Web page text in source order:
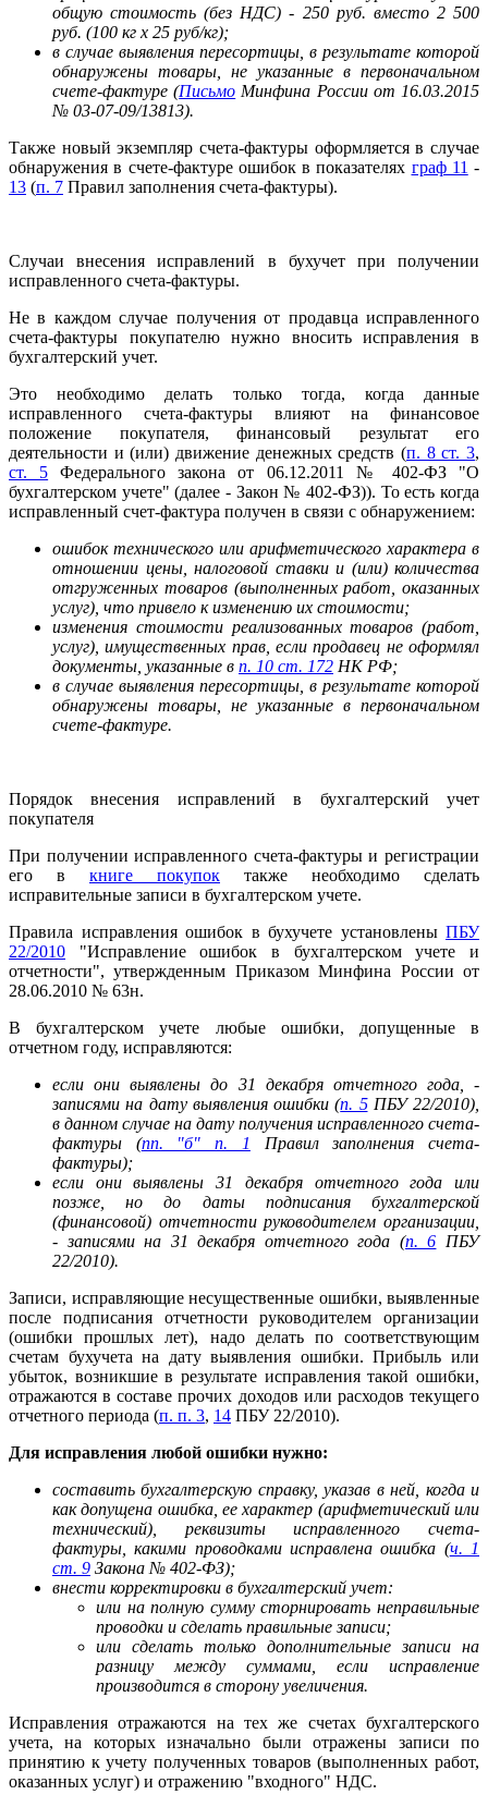
общую стоимость (без НДС) - 250 руб. вместо 2 500
руб. (100 кг x 25 руб/кг);
в случае выявления пересортицы, в результате которой
обнаружены товары, не указанные в первоначальном
счете-фактуре (Письмо Минфина России от 16.03.2015
№ 03-07-09/13813).
Также новый экземпляр счета-фактуры оформляется в случае
обнаружения в счете-фактуре ошибок в показателях граф 11 -
13 (п. 7 Правил заполнения счета-фактуры).
Случаи внесения исправлений в бухучет при получении
исправленного счета-фактуры.
Не в каждом случае получения от продавца исправленного
счета-фактуры покупателю нужно вносить исправления в
бухгалтерский учет.
Это необходимо делать только тогда, когда данные
исправленного счета-фактуры влияют на финансовое
положение покупателя, финансовый результат его
деятельности и (или) движение денежных средств (п. 8 ст. 3,
ст. 5 Федерального закона от 06.12.2011 № 402-ФЗ "О
бухгалтерском учете" (далее - Закон № 402-ФЗ)). То есть когда
исправленный счет-фактура получен в связи с обнаружением:
ошибок технического или арифметического характера в
отношении цены, налоговой ставки и (или) количества
отгруженных товаров (выполненных работ, оказанных
услуг), что привело к изменению их стоимости;
изменения стоимости реализованных товаров (работ,
услуг), имущественных прав, если продавец не оформлял
документы, указанные в п. 10 ст. 172 НК РФ;
в случае выявления пересортицы, в результате которой
обнаружены товары, не указанные в первоначальном
счете-фактуре.
Порядок внесения исправлений в бухгалтерский учет
покупателя
При получении исправленного счета-фактуры и регистрации
его в книге покупок также необходимо сделать
исправительные записи в бухгалтерском учете.
Правила исправления ошибок в бухучете установлены ПБУ
22/2010 "Исправление ошибок в бухгалтерском учете и
отчетности", утвержденным Приказом Минфина России от
28.06.2010 № 63н.
В бухгалтерском учете любые ошибки, допущенные в
отчетном году, исправляются:
если они выявлены до 31 декабря отчетного года, -
записями на дату выявления ошибки (п. 5ПБУ 22/2010),
в данном случае на дату получения исправленного счета-
фактуры (пп. "б" п. 1
Правил заполнения счета-
фактуры);
если они выявлены 31 декабря отчетного года или
позже, но до даты подписания бухгалтерской
(финансовой) отчетности руководителем организации,
- записями на 31 декабря отчетного года (п. 6 ПБУ
22/2010).
Записи, исправляющие несущественные ошибки, выявленные
после подписания отчетности руководителем организации
(ошибки прошлых лет), надо делать по соответствующим
счетам бухучета на дату выявления ошибки. Прибыль или
убыток, возникшие в результате исправления такой ошибки,
отражаются в составе прочих доходов или расходов текущего
отчетного периода (п. п. 3, 14 ПБУ 22/2010).
Для исправления любой ошибки нужно:
составить бухгалтерскую справку, указав в ней, когда и
как допущена ошибка, ее характер (арифметический или
технический), реквизиты исправленного счета-
фактуры, какими проводками исправлена ошибка (ч. 1
ст. 9 Закона № 402-ФЗ);
внести корректировки в бухгалтерский учет:
или на полную сумму сторнировать неправильные
проводки и сделать правильные записи;
или сделать только дополнительные записи на
разницу между суммами, если исправление
производится в сторону увеличения.
Исправления отражаются на тех же счетах бухгалтерского
учета, на которых изначально были отражены записи по
принятию к учету полученных товаров (выполненных работ,
оказанных услуг) и отражению "входного" НДС.